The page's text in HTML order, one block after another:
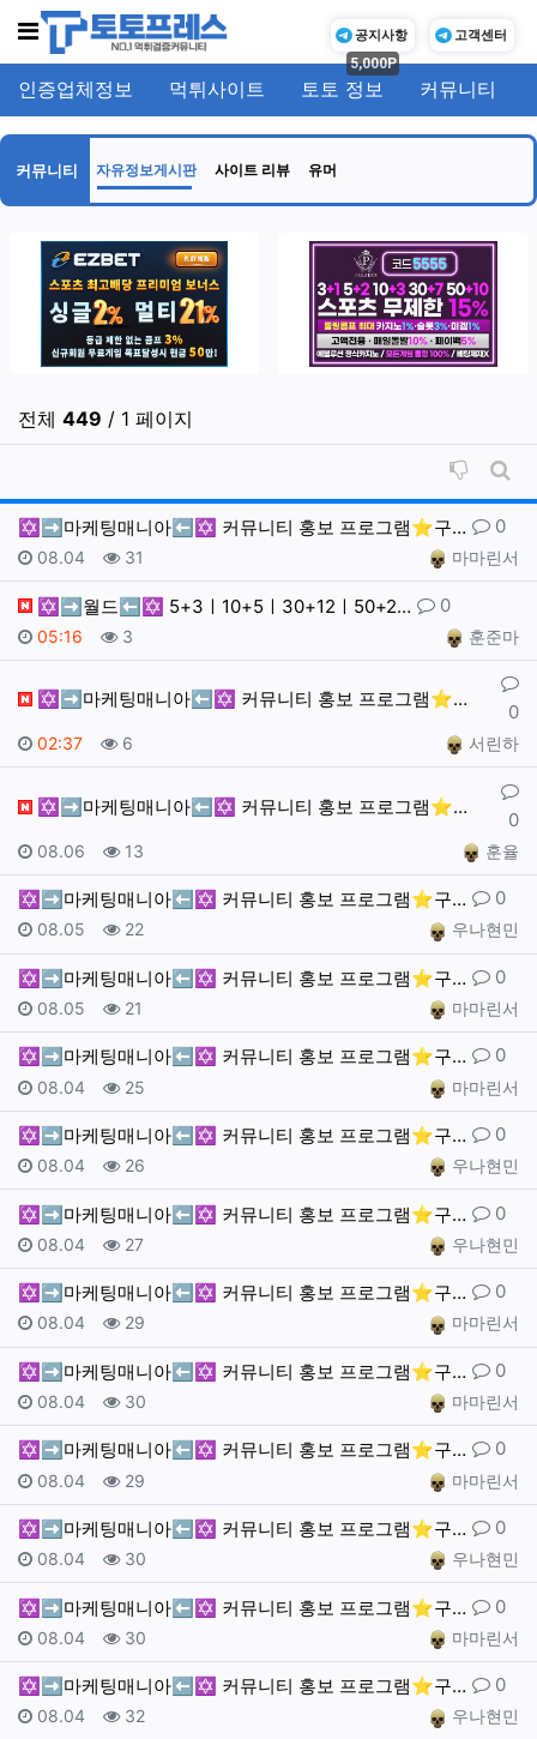
메뉴 공지사항
5,000P
고객센터
인증업체정보 먹튀사이트 토토 정보 커뮤니티
커뮤니티 자유정보게시판 사이트 리뷰 유머
전체 449 / 1 페이지
비추천
게
✡️➡️마케팅매니아⬅️✡️ 커뮤니티 홍보 프로그램⭐️구… 댓글
0
작성자마마린서
작성일
08.04 조회
31
✡️➡️월드⬅️✡️ 5+3ㅣ10+5ㅣ30+12ㅣ50+2… 댓글
0
작성자훈준마
작성일
05:16 조회
3
✡️➡️마케팅매니아⬅️✡️ 커뮤니티 홍보 프로그램⭐️구…
댓글
0
작성자서린하
작성일
02:37 조회
6
✡️➡️마케팅매니아⬅️✡️ 커뮤니티 홍보 프로그램⭐️구…
댓글
0
작성자
훈율
작성일
08.06 조회
13
✡️➡️마케팅매니아⬅️✡️ 커뮤니티 홍보 프로그램⭐️구… 댓글
0
작성자우나현민
작성일
08.05 조회
22
✡️➡️마케팅매니아⬅️✡️ 커뮤니티 홍보 프로그램⭐️구… 댓글
0
작성자마마린서
작성일
08.05 조회
21
✡️➡️마케팅매니아⬅️✡️ 커뮤니티 홍보 프로그램⭐️구… 댓글
0
작성자마마린서
작성일
08.04 조회
25
✡️➡️마케팅매니아⬅️✡️ 커뮤니티 홍보 프로그램⭐️구… 댓글
0
작성자우나현민
작성일
08.04 조회
26
✡️➡️마케팅매니아⬅️✡️ 커뮤니티 홍보 프로그램⭐️구… 댓글
0
작성자우나현민
작성일
08.04 조회
27
✡️➡️마케팅매니아⬅️✡️ 커뮤니티 홍보 프로그램⭐️구… 댓글
0
작성자마마린서
작성일
08.04 조회
29
✡️➡️마케팅매니아⬅️✡️ 커뮤니티 홍보 프로그램⭐️구… 댓글
0
작성자마마린서
작성일
08.04 조회
30
✡️➡️마케팅매니아⬅️✡️ 커뮤니티 홍보 프로그램⭐️구… 댓글
0
작성자마마린서
작성일
08.04 조회
29
✡️➡️마케팅매니아⬅️✡️ 커뮤니티 홍보 프로그램⭐️구… 댓글
0
작성자우나현민
작성일
08.04 조회
30
✡️➡️마케팅매니아⬅️✡️ 커뮤니티 홍보 프로그램⭐️구… 댓글
0
작성자마마린서
작성일
08.04 조회
30
✡️➡️마케팅매니아⬅️✡️ 커뮤니티 홍보 프로그램⭐️구… 댓글
0
작성자우나현민
작성일
08.04 조회
32